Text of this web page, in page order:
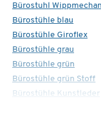
Bürostuhl
Bürostühle blau
Bürostühle Giroflex
Bürostühle grau
Bürostühle grün
Bürostühle grün Stoff
Bürostühle Kunstleder